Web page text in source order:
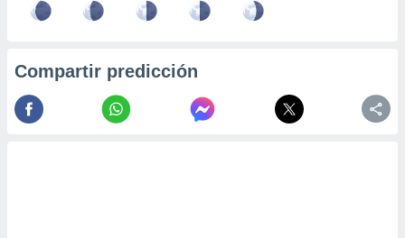
Compartir predicción